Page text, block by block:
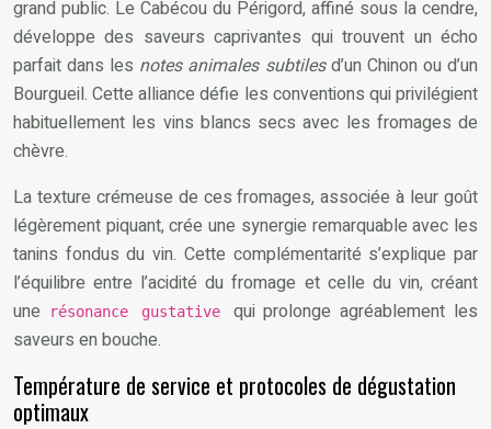
grand public. Le Cabécou du Périgord, affiné sous la cendre,
développe des saveurs caprivantes qui trouvent un écho
parfait dans les notes animales subtilesd’un Chinon ou d’un
Bourgueil. Cette alliance défie les conventions qui privilégient
habituellement les vins blancs secs avec les fromages de
chèvre.
La texture crémeuse de ces fromages, associée à leur goût
légèrement piquant, crée une synergie remarquable avec les
tanins fondus du vin. Cette complémentarité s’explique par
l’équilibre entre l’acidité du fromage et celle du vin, créant
une
résonance gustative qui prolonge agréablement les
saveurs en bouche.
Température de service et protocoles de dégustation
optimaux